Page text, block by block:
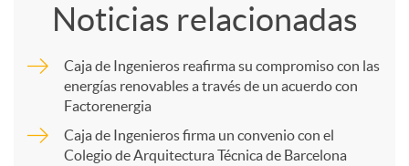
m
Noticias relacionadas
Caja de Ingenieros reafirma su compromiso con las
energías renovables a través de un acuerdo con
Factorenergia
Caja de Ingenieros firma un convenio con el
Colegio de Arquitectura Técnica de Barcelona